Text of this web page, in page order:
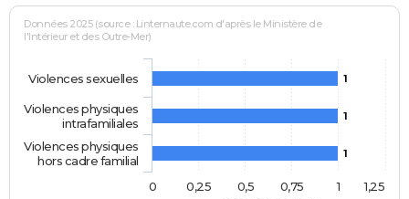
Données 2025 (source : Linternaute.com d'après le Ministère de
l'Intérieur et des Outre-Mer)
1
1
1
Violences sexuelles
Violences physiques
intrafamiliales
Violences physiques
hors cadre familial
0
1
0,25 0,5 0,75 1,25